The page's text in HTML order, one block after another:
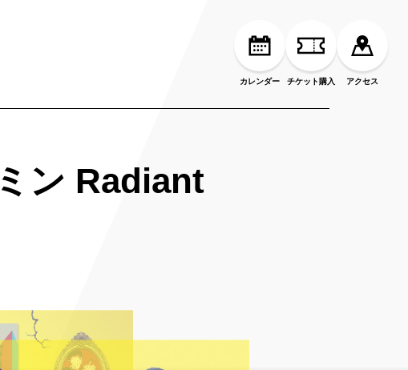
カレンダー チケット購入 アクセス
ン Radiant